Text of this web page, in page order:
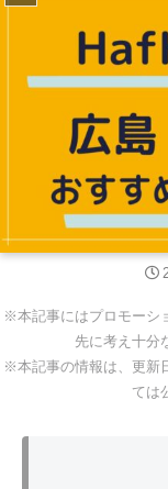
※本記事にはプロモーシ
先に考え十分
※本記事の情報は、更新
ては